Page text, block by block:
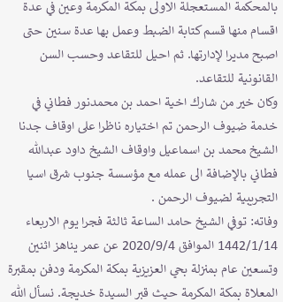
بالمحكمة المستعجلة الاولى بمكة المكرمة وعين في عدة
اقسام منها قسم كتابة الضبط وعمل بها عدة سنين حتى
اصبح مديرا لإدارتها. ثم احيل للتقاعد وحسب السن
القانونية للتقاعد.
وكان خير من شارك اخية احمد بن محمدنور فطاني في
خدمة ضيوف الرحمن تم اختياره ناظرا على اوقاف جدنا
الشيخ محمد بن اسماعيل واوقاف الشيخ داود عبدالله
فطاني بالإضافة الى عمله مع مؤسسة جنوب شرق اسيا
التجريبية لضيوف الرحمن .
وفاته: توفي الشيخ حامد الساعة ثالثة فجرا يوم الاربعاء
1442/1/14 الموافق 2020/9/4 عن عمر يناهز اثنين
وتسعين عام بمنزلة بحي العزيزية بمكة المكرمة ودفن بمقبرة
المعلاة بمكة المكرمة حيث قبر السيدة خديجة. نسأل الله